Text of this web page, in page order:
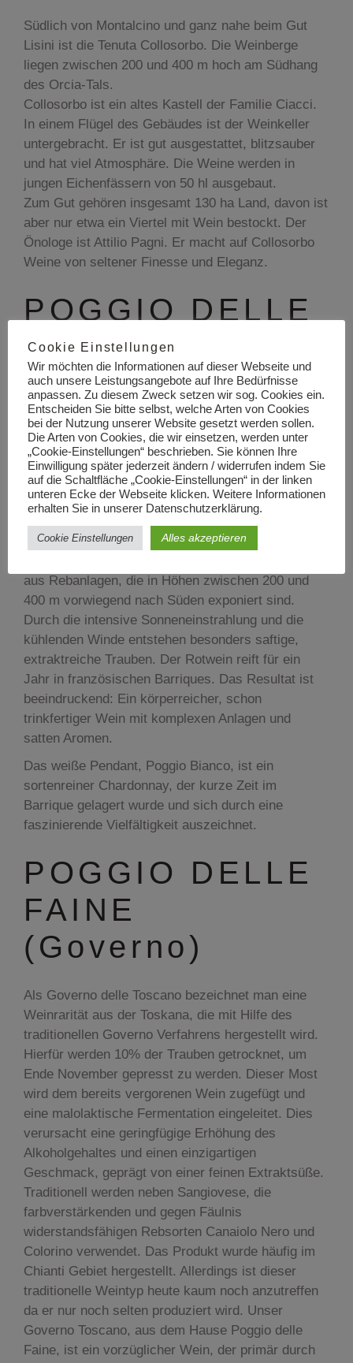
Südlich von Montalcino und ganz nahe beim Gut
Lisini ist die Tenuta Collosorbo. Die Weinberge
liegen zwischen 200 und 400 m hoch am Südhang
des Orcia-Tals.
Collosorbo ist ein altes Kastell der Familie Ciacci.
In einem Flügel des Gebäudes ist der Weinkeller
untergebracht. Er ist gut ausgestattet, blitzsauber
und hat viel Atmosphäre. Die Weine werden in
jungen Eichenfässern von 50 hl ausgebaut.
Zum Gut gehören insgesamt 130 ha Land, davon ist
aber nur etwa ein Viertel mit Wein bestockt. Der
Önologe ist Attilio Pagni. Er macht auf Collosorbo
Weine von seltener Finesse und Eleganz.
POGGIO DELLE
FAINE
Toskana: Das Synonym für eine grüne
Hügellandschaft mit Olivenhainen, Zedern und
natürlich Weinbergen im nordwestlichen Teil
Mittelitaliens, wo die Sangiovese-Traube ihre
weiteste Verbreitung Italiens findet. Von hier kommt
Poggio delle Faine.
Cabernet Sauvignon misst sich mit den großen
aus Rebanlagen, die in Höhen zwischen 200 und
400 m vorwiegend nach Süden exponiert sind.
Durch die intensive Sonneneinstrahlung und die
kühlenden Winde entstehen besonders saftige,
extraktreiche Trauben. Der Rotwein reift für ein
Jahr in französischen Barriques. Das Resultat ist
beeindruckend: Ein körperreicher, schon
trinkfertiger Wein mit komplexen Anlagen und
satten Aromen.
Das weiße Pendant, Poggio Bianco, ist ein
sortenreiner Chardonnay, der kurze Zeit im
Barrique gelagert wurde und sich durch eine
faszinierende Vielfältigkeit auszeichnet.
POGGIO DELLE
FAINE
(Governo)
Als Governo delle Toscano bezeichnet man eine
Weinrarität aus der Toskana, die mit Hilfe des
traditionellen Governo Verfahrens hergestellt wird.
Hierfür werden 10% der Trauben getrocknet, um
Ende November gepresst zu werden. Dieser Most
wird dem bereits vergorenen Wein zugefügt und
eine malolaktische Fermentation eingeleitet. Dies
verursacht eine geringfügige Erhöhung des
Alkoholgehaltes und einen einzigartigen
Geschmack, geprägt von einer feinen Extraktsüße.
Traditionell werden neben Sangiovese, die
farbverstärkenden und gegen Fäulnis
widerstandsfähigen Rebsorten Canaiolo Nero und
Colorino verwendet. Das Produkt wurde häufig im
Chianti Gebiet hergestellt. Allerdings ist dieser
traditionelle Weintyp heute kaum noch anzutreffen
da er nur noch selten produziert wird. Unser
Governo Toscano, aus dem Hause Poggio delle
Faine, ist ein vorzüglicher Wein, der primär durch
Cookie Einstellungen
Wir möchten die Informationen auf dieser Webseite und
auch unsere Leistungsangebote auf Ihre Bedürfnisse
anpassen. Zu diesem Zweck setzen wir sog. Cookies ein.
Entscheiden Sie bitte selbst, welche Arten von Cookies
bei der Nutzung unserer Website gesetzt werden sollen.
Die Arten von Cookies, die wir einsetzen, werden unter
„Cookie-Einstellungen“ beschrieben. Sie können Ihre
Einwilligung später jederzeit ändern / widerrufen indem Sie
auf die Schaltfläche „Cookie-Einstellungen“ in der linken
unteren Ecke der Webseite klicken. Weitere Informationen
erhalten Sie in unserer Datenschutzerklärung.
Cookie Einstellungen Alles akzeptieren